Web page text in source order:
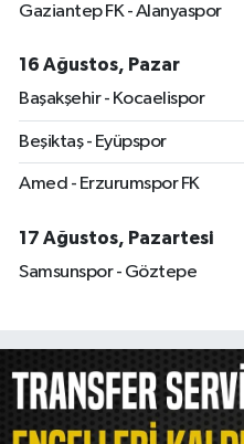
Gaziantep FK - Alanyaspor
16 Ağustos, Pazar
Başakşehir - Kocaelispor
Beşiktaş - Eyüpspor
Amed - Erzurumspor FK
17 Ağustos, Pazartesi
Samsunspor - Göztepe